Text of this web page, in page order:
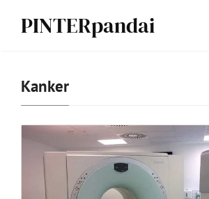
PINTERpandai
Kanker